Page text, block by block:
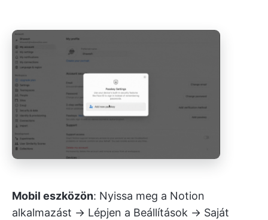
Mobil eszközön: Nyissa meg a Notion
alkalmazást → Lépjen a Beállítások → Saját